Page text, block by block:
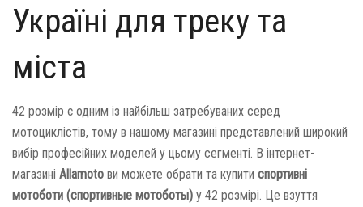
Україні для треку та
міста
42 розмір є одним із найбільш затребуваних серед
мотоциклістів, тому в нашому магазині представлений широкий
вибір професійних моделей у цьому сегменті. В інтернет-
магазині Allamoto ви можете обрати та купити спортивні
мотоботи (спортивные мотоботы) у 42 розмірі. Це взуття